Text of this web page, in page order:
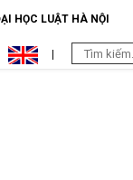
HỌC LUẬT HÀ NỘI